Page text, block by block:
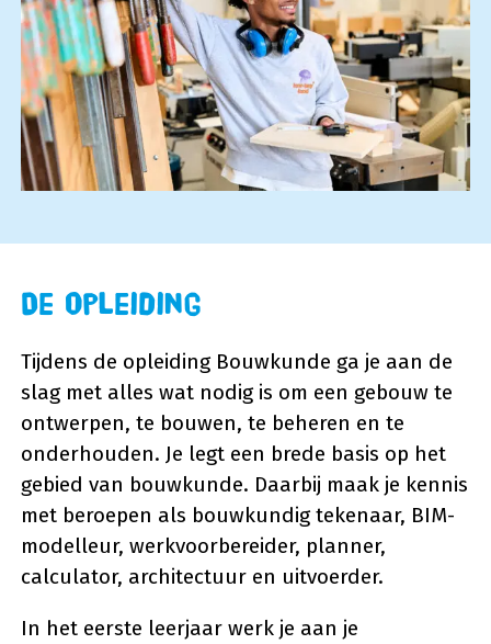
De opleiding
Tijdens de opleiding Bouwkunde ga je aan de
slag met alles wat nodig is om een gebouw te
ontwerpen, te bouwen, te beheren en te
onderhouden. Je legt een brede basis op het
gebied van bouwkunde. Daarbij maak je kennis
met beroepen als bouwkundig tekenaar, BIM-
modelleur, werkvoorbereider, planner,
calculator, architectuur en uitvoerder.
In het eerste leerjaar werk je aan je